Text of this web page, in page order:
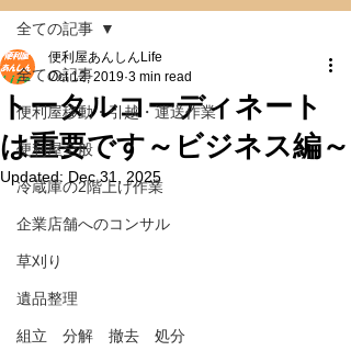
全ての記事
便利屋移動・引越・運送作業
便利屋全般
冷蔵庫の2階上げ作業
企業店舗へのコンサル
草刈り
遺品整理
組立 分解 撤去 処分
全ての記事
トータルコーディネート
は重要です～ビジネス編～
便利屋あんしんLife
Oct 12, 2019 3 min read
Updated: Dec 31, 2025